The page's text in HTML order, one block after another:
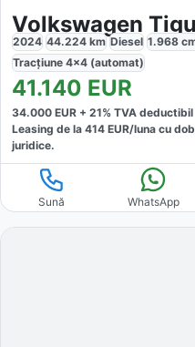
2024 44.224 km Diesel 1.968
Tracțiune 4x4 (automat)
41.140 EUR
34.000 EUR + 21% TVA deductibil
Leasing de la 414 EUR/luna cu
juridice.
Sună WhatsApp